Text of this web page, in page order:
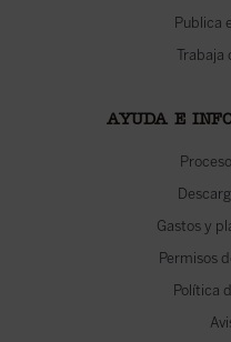
Publica
Trabaja
AYUDA E
Gastos y
Permisos
Política